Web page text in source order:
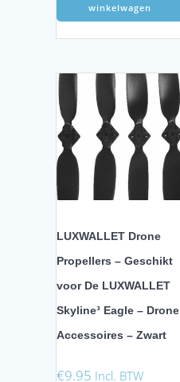
winkelwagen
LUXWALLET Drone
Propellers – Geschikt
voor De LUXWALLET
Skyline³ Eagle – Drone
Accessoires – Zwart
€9.95 Incl. BTW